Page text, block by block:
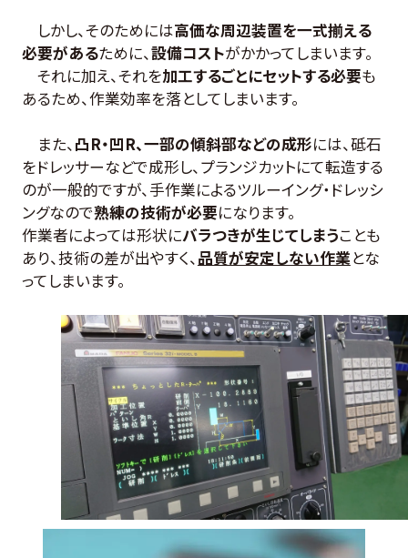
しかし、そのためには高価な周辺装置を一式揃える
必要があるために、設備コストがかかってしまいます。
それに加え、それを加工するごとにセットする必要も
あるため、作業効率を落としてしまいます。
また、凸R・凹R、一部の傾斜部などの成形には、砥石
をドレッサーなどで成形し、プランジカットにて転造する
のが一般的ですが、手作業によるツルーイング・ドレッシ
ングなので熟練の技術が必要になります。
作業者によっては形状にバラつきが生じてしまうことも
あり、技術の差が出やすく、品質が安定しない作業とな
ってしまいます。